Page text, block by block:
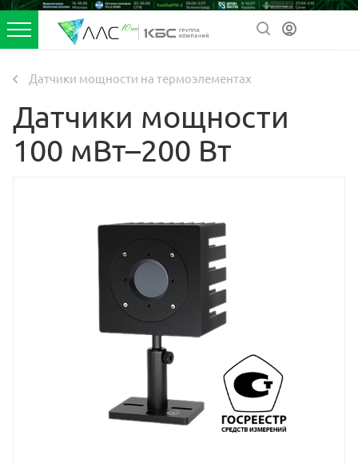
Датчики мощности на термоэлементах
Датчики мощности
100 мВт–200 Вт